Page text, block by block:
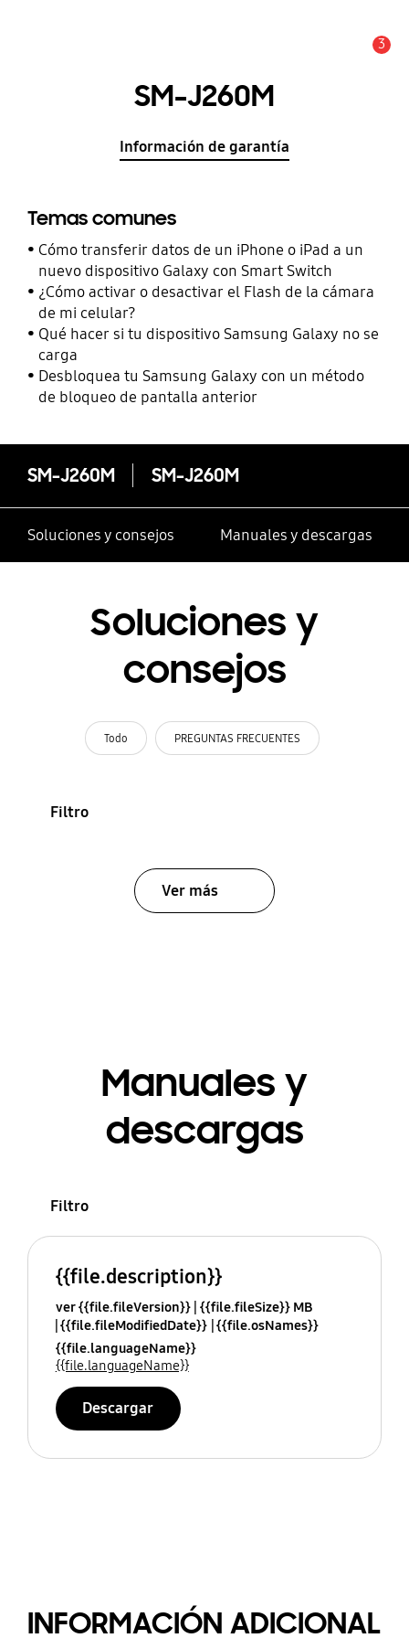
3
SM-J260M
Información de garantía
Temas comunes
Cómo transferir datos de un iPhone o iPad a un
nuevo dispositivo Galaxy con Smart Switch
¿Cómo activar o desactivar el Flash de la cámara
de mi celular?
Qué hacer si tu dispositivo Samsung Galaxy no se
carga
Desbloquea tu Samsung Galaxy con un método
de bloqueo de pantalla anterior
SM-J260M SM-J260M
Soluciones y consejos Manuales y descargas
Soluciones y
consejos
Todo PREGUNTAS FRECUENTES
Filtro
Ver más
Manuales y
descargas
Filtro
{{file.description}}
ver {{file.fileVersion}} {{file.fileSize}} MB
{{file.fileModifiedDate}} {{file.osNames}}
{{file.languageName}}
{{file.languageName}}
Descargar
INFORMACIÓN ADICIONAL